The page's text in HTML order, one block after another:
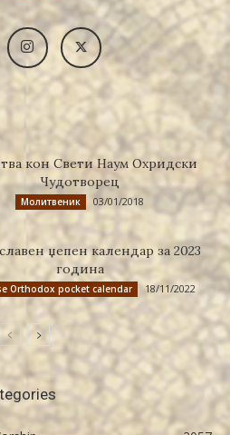
кон Свети Наум Охридски
Чудотворец
Молитвеник 03/01/2018
џепен календар за 2023
година
Orthodox pocket calendar 18/11/2022